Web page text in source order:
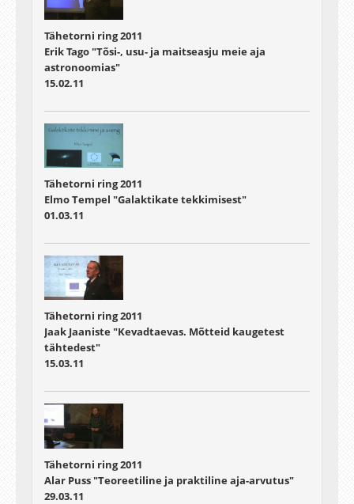
Tähetorni ring 2011
Erik Tago "Tõsi-, usu- ja maitseasju meie aja
astronoomias"
15.02.11
Tähetorni ring 2011
Elmo Tempel "Galaktikate tekkimisest"
01.03.11
Tähetorni ring 2011
Jaak Jaaniste "Kevadtaevas. Mõtteid kaugetest
tähtedest"
15.03.11
Tähetorni ring 2011
Alar Puss "Teoreetiline ja praktiline aja-arvutus"
29.03.11